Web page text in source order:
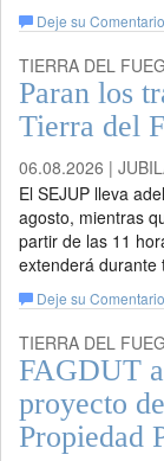
Deje su Comentario
TIERRA DEL
Paran los
Tierra del
06.08.2026 |
El SEJUP lleva
agosto, mientras
partir de las 11
extenderá
Deje su Comentario
TIERRA DEL
FAGDUT
proyecto
Propiedad